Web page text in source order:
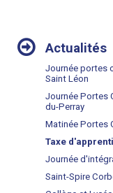
NAVIGATION
Actualités
Journée portes
Saint Léon
Journée Portes
du-Perray
Matinée Portes
Taxe
Journée
Saint-Spire